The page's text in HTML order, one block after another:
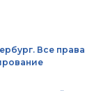
Все права